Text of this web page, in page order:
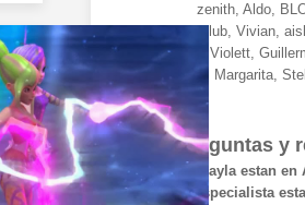
zenith, Aldo,
kanno, paulawinxclub, Vivian,
Violett,
Gregorio, Margarita,
Preguntas y
Musa, Flora y Layla estan
especialista